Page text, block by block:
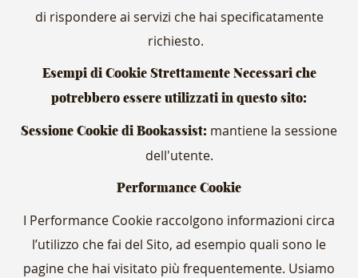
di rispondere ai servizi che hai specificatamente
richiesto.
Esempi di Cookie Strettamente Necessari che
potrebbero essere utilizzati in questo sito:
Sessione Cookie di Bookassist: mantiene la sessione
dell'utente.
Performance Cookie
I Performance Cookie raccolgono informazioni circa
l’utilizzo che fai del Sito, ad esempio quali sono le
pagine che hai visitato più frequentemente. Usiamo